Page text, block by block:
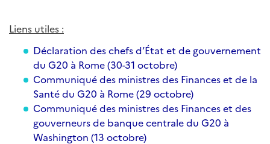
Liens utiles :
Déclaration des chefs d’État et de gouvernement
du G20 à Rome (30-31 octobre)
Communiqué des ministres des Finances et de la
Santé du G20 à Rome (29 octobre)
Communiqué des ministres des Finances et des
gouverneurs de banque centrale du G20 à
Washington (13 octobre)